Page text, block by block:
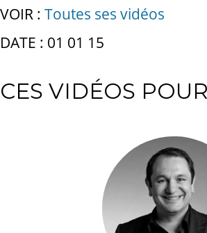
VOIR : Toutes ses vidéos
DATE : 01 01 15
CES VIDÉOS